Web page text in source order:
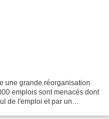
une grande réorganisation
emplois sont menacés dont
de l'emploi et par un